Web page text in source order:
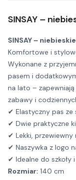
SINSAY –
SINSAY –
Komfortowe i
Wykonane z
pasem i
na lato –
zabawy i
✔ Elastyczny pas ze
✔ Dwie praktyczne
✔ Lekki, przewiewny
✔ Naszywka z logo
✔ Idealne do szkoły
Rozmiar: 140 cm